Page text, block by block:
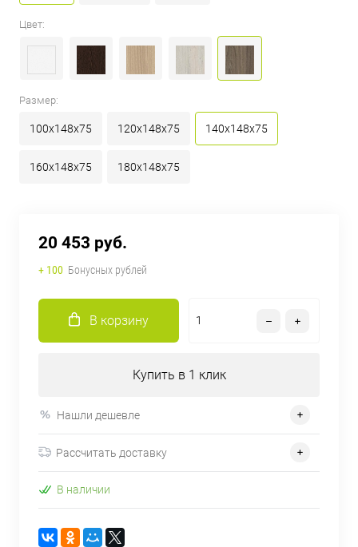
Цвет:
Размер:
100x148x75 120x148x75 140x148x75
160x148x75 180x148x75
20 453 руб.
+ 100 Бонусных рублей
В корзину
Купить в 1 клик
Нашли дешевле
Рассчитать доставку
В наличии